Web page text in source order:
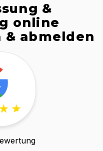
&
online
abmelden